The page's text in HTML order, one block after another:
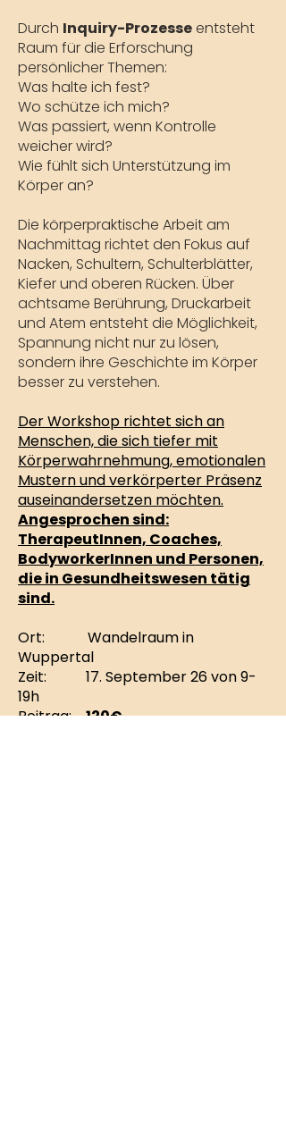
Durch Inquiry-Prozesseentsteht
Raum für die Erforschung
persönlicher Themen:
Was halte ich fest?
Wo schütze ich mich?
Was passiert, wenn Kontrolle
weicher wird?
Wie fühlt sich Unterstützung im
Körper an?
Die körperpraktische Arbeit am
Nachmittag richtet den Fokus auf
Nacken, Schultern, Schulterblätter,
Kiefer und oberen Rücken. Über
achtsame Berührung, Druckarbeit
und Atem entsteht die Möglichkeit,
Spannung nicht nur zu lösen,
sondern ihre Geschichte im Körper
besser zu verstehen.
Der Workshop richtet sich an
Menschen, die sich tiefer mit
Körperwahrnehmung, emotionalen
Mustern und verkörperter Präsenz
auseinandersetzen möchten.
Angesprochen sind:
TherapeutInnen, Coaches,
BodyworkerInnen und Personen,
die in Gesundheitswesen tätig
sind.
Ort: Wandelraum in
Wuppertal
Zeit: 17. September 26 von 9-
19h
Beitrag:120€